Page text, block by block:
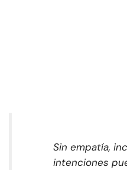
Sin empatía,
intenciones